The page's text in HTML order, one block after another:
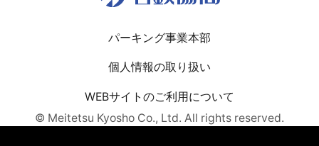
パーキング事業本部
個人情報の取り扱い
WEBサイトのご利用について
© Meitetsu Kyosho Co., Ltd. All rights reserved.